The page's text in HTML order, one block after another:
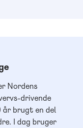
Nordens
drivende
år brugt en del
I dag bruger